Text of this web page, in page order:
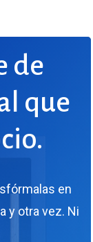
de
que
en
y otra vez. Ni